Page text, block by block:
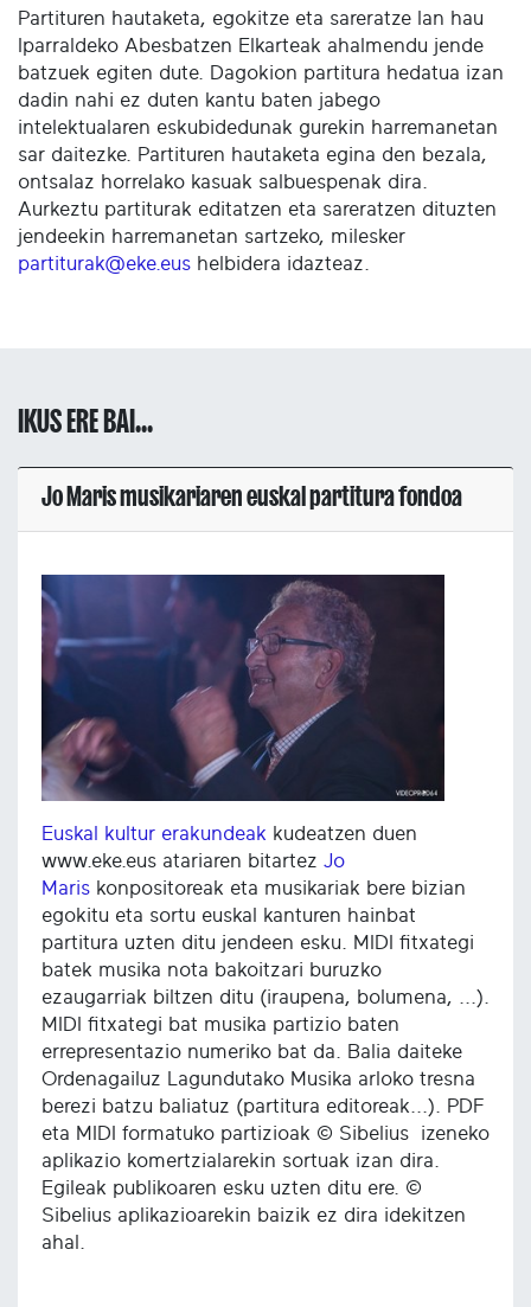
Partituren hautaketa, egokitze eta sareratze lan hau
Iparraldeko Abesbatzen Elkarteak ahalmendu jende
batzuek egiten dute. Dagokion partitura hedatua izan
dadin nahi ez duten kantu baten jabego
intelektualaren eskubidedunak gurekin harremanetan
sar daitezke. Partituren hautaketa egina den bezala,
ontsalaz horrelako kasuak salbuespenak dira.
Aurkeztu partiturak editatzen eta sareratzen dituzten
jendeekin harremanetan sartzeko, milesker
partiturak@eke.eus helbidera idazteaz.
IKUS ERE BAI...
Jo Maris musikariaren euskal partitura fondoa
Euskal kultur erakundeak kudeatzen duen
www.eke.eus atariaren bitartez Jo
Maris konpositoreak eta musikariak bere bizian
egokitu eta sortu euskal kanturen hainbat
partitura uzten ditu jendeen esku. MIDI fitxategi
batek musika nota bakoitzari buruzko
ezaugarriak biltzen ditu (iraupena, bolumena, ...).
MIDI fitxategi bat musika partizio baten
errepresentazio numeriko bat da. Balia daiteke
Ordenagailuz Lagundutako Musika arloko tresna
berezi batzu baliatuz (partitura editoreak...). PDF
eta MIDI formatuko partizioak © Sibelius izeneko
aplikazio komertzialarekin sortuak izan dira.
Egileak publikoaren esku uzten ditu ere. ©
Sibelius aplikazioarekin baizik ez dira idekitzen
ahal.